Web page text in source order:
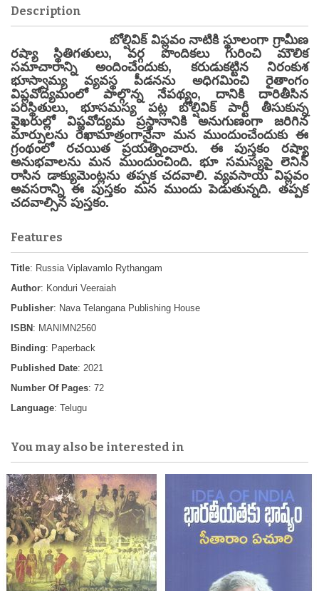
Description
బోల్షివిక్ విప్లవం నాటికి స్థూలంగా గ్రామీణ
రష్యా స్థితిగతులు, వర్గ పొందికలు గురించి మౌలిక
సమాచారాన్ని అందించేందుకు, కరుడుకట్టిన నిరంకుశ
భూస్వామ్య వ్యవస్థ పీడనను అధిగమించి రైతాంగం
విప్లవోద్యమంలో పాల్గొన్న నేపథ్యం, దానికి దారితీసిన
పరిస్థితులు, భూసమస్య పట్ల బోల్షివిక్ పార్టీ తీసుకున్న
వైఖరుల్లో విప్లవోద్యమ ప్రస్థానానికి అనుగుణంగా జరిగిన
మార్పులను రేఖామాత్రంగానైనా మన ముందుంచేందుకు ఈ
గ్రంథంలో రచయిత ప్రయత్నించారు. ఈ పుస్తకం రష్యా
అనుభవాలను మన ముందుంచింది. భూ సమస్యపై లెనిన్
రాసిన డాక్యుమెంట్లను తప్పక చదవాలి. వ్యవసాయ విప్లవం
అవసరాన్ని ఈ పుస్తకం మన ముందు పెడుతున్నది. తప్పక
చదవాల్సిన పుస్తకం.
Features
Title: Russia Viplavamlo Rythangam
Author: Konduri Veeraiah
Publisher: Nava Telangana Publishing House
ISBN : MANIMN2560
Binding: Paperback
Published Date: 2021
Number Of Pages: 72
Language: Telugu
You may also be interested in